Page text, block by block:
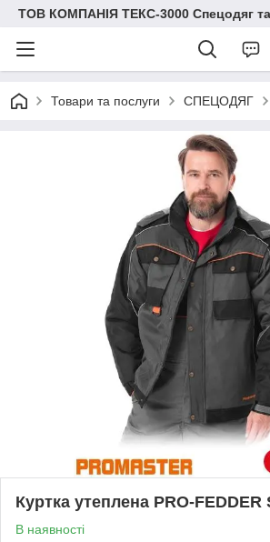
ТОВ КОМПАНІЯ ТЕКС-3000 Спецодяг та
Товари та послуги СПЕЦОДЯГ
Куртка утеплена PRO-FEDDER
В наявності